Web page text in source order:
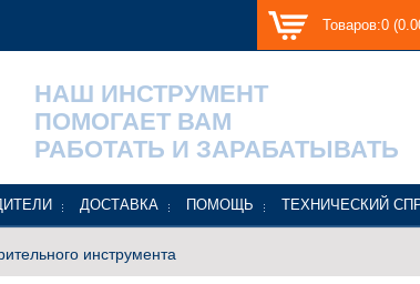
Товаров:0
НАШ ИНСТРУМЕНТ
ПОМОГАЕТ ВАМ
РАБОТАТЬ И ЗАРАБАТЫВАТЬ
ДОСТАВКА ПОМОЩЬ ТЕХНИЧЕСКИЙ
инструмента